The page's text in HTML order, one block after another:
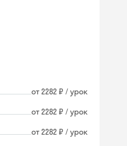
от 2282 ₽ / урок
от 2282 ₽ / урок
от 2282 ₽ / урок